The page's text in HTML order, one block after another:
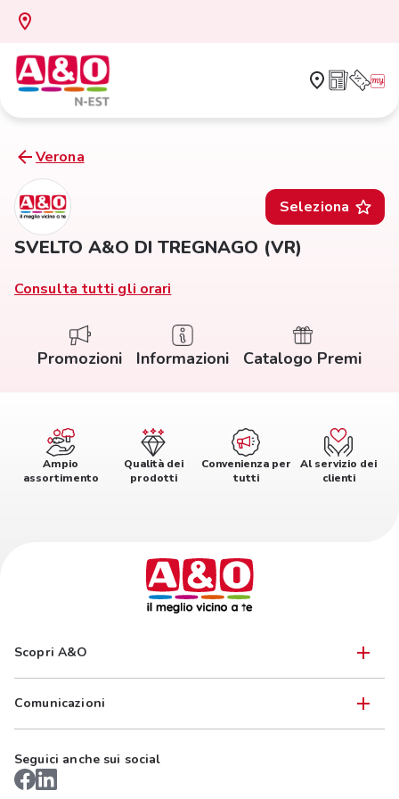
Verona
Seleziona
SVELTO A&O DI TREGNAGO (VR)
Consulta tutti gli orari
Promozioni Informazioni Catalogo Premi
Ampio
assortimento
Qualità dei
prodotti
Convenienza per
tutti
Al servizio dei
clienti
Scopri A&O
Comunicazioni
Seguici anche sui social